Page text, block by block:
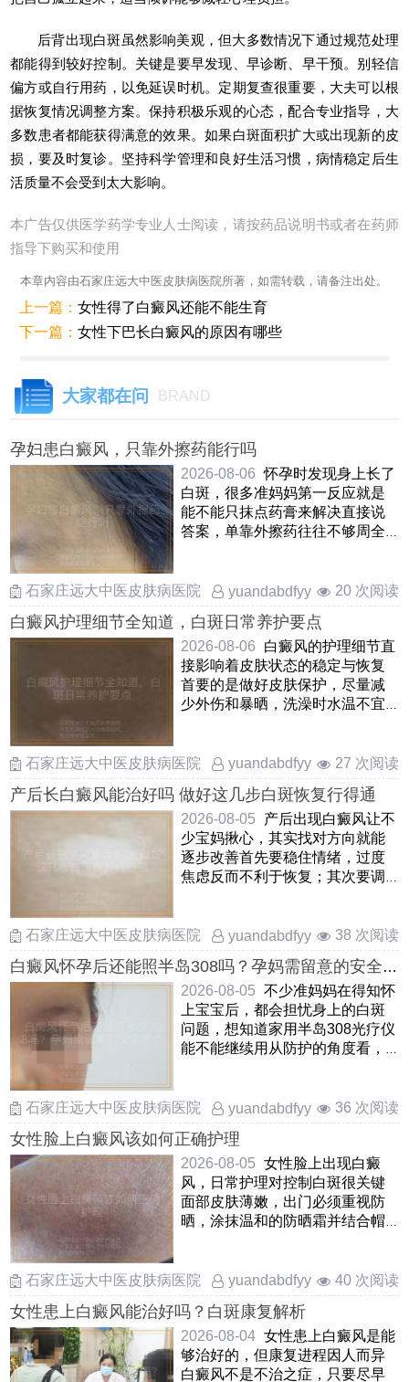
后背出现白斑虽然影响美观，但大多数情况下通过规范处理
都能得到较好控制。关键是要早发现、早诊断、早干预。别轻信
偏方或自行用药，以免延误时机。定期复查很重要，大夫可以根
据恢复情况调整方案。保持积极乐观的心态，配合专业指导，大
多数患者都能获得满意的效果。如果白斑面积扩大或出现新的皮
损，要及时复诊。坚持科学管理和良好生活习惯，病情稳定后生
活质量不会受到太大影响。
本广告仅供医学药学专业人士阅读，请按药品说明书或者在药师
指导下购买和使用
本章内容由石家庄远大中医皮肤病医院所著，如需转载，请备注出处。
上一篇：女性得了白癜风还能不能生育
下一篇：女性下巴长白癜风的原因有哪些
大家都在问 BRAND
孕妇患白癜风，只靠外擦药能行吗
2026-08-06 怀孕时发现身上长了
白斑，很多准妈妈第一反应就是
能不能只抹点药膏来解决直接说
答案，单靠外擦药往往不够周全
石家庄远大中医皮肤病医院 yuandabdfyy 20 次阅读
白癜风护理细节全知道，白斑日常养护要点
2026-08-06
白癜风的护理细节直
接影响着皮肤状态的稳定与恢复
首要的是做好皮肤保护，尽量减
少外伤和暴晒，洗澡时水温不宜
石家庄远大中医皮肤病医院 yuandabdfyy 27 次阅读
产后长白癜风能治好吗 做好这几步白斑恢复行得通
2026-08-05
产后出现白癜风让不
少宝妈揪心，其实找对方向就能
逐步改善首先要稳住情绪，过度
焦虑反而不利于恢复；其次要调
石家庄远大中医皮肤病医院
yuandabdfyy 38 次阅读
白癜风怀孕后还能照半岛308吗？孕妈需留意的安全
要点
2026-08-05 不少准妈妈在得知怀
上宝宝后，都会担忧身上的白斑
问题，想知道家用半岛308光疗仪
能不能继续用从防护的角度看，
石家庄远大中医皮肤病医院 yuandabdfyy 36 次阅读
女性脸上白癜风该如何正确护理
2026-08-05 女性脸上出现白癜
风，日常护理对控制白斑很关键
面部皮肤薄嫩，出门必须重视防
晒，涂抹温和的防晒霜并结合帽
石家庄远大中医皮肤病医院
yuandabdfyy 40 次阅读
女性患上白癜风能治好吗？白斑康复解析
2026-08-04 女性患上白癜风是能
够治好的，但康复进程因人而异
白癜风不是不治之症，只要尽早